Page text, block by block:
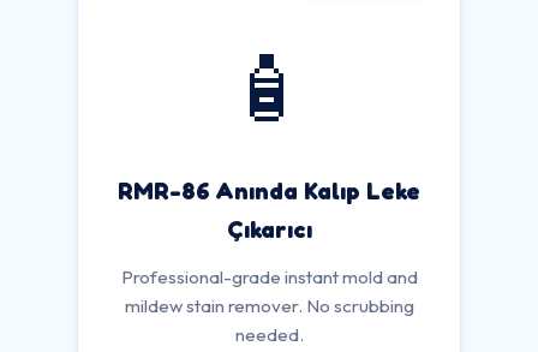
🧴
RMR-86 Anında Kalıp Leke
Çıkarıcı
Professional-grade instant mold and
mildew stain remover. No scrubbing
needed.